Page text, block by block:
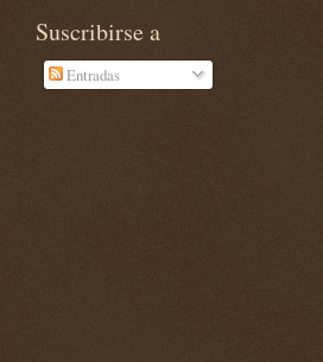
Suscribirse a
Entradas